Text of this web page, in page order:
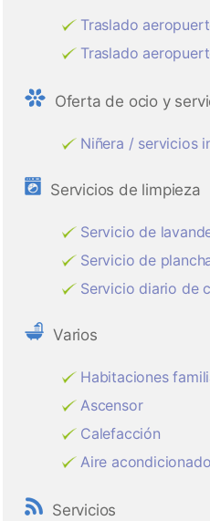
Traslado
Traslado
Oferta de ocio y
Niñera / servicios
Servicios de limpieza
Servicio de
Servicio de
Servicio diario de
Varios
Habitaciones
Ascensor
Calefacción
Aire acondicionado
Servicios